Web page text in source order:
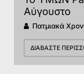
Αύγουστο
Πατμιακά
ΔΙΑΒΆΣΤΕ